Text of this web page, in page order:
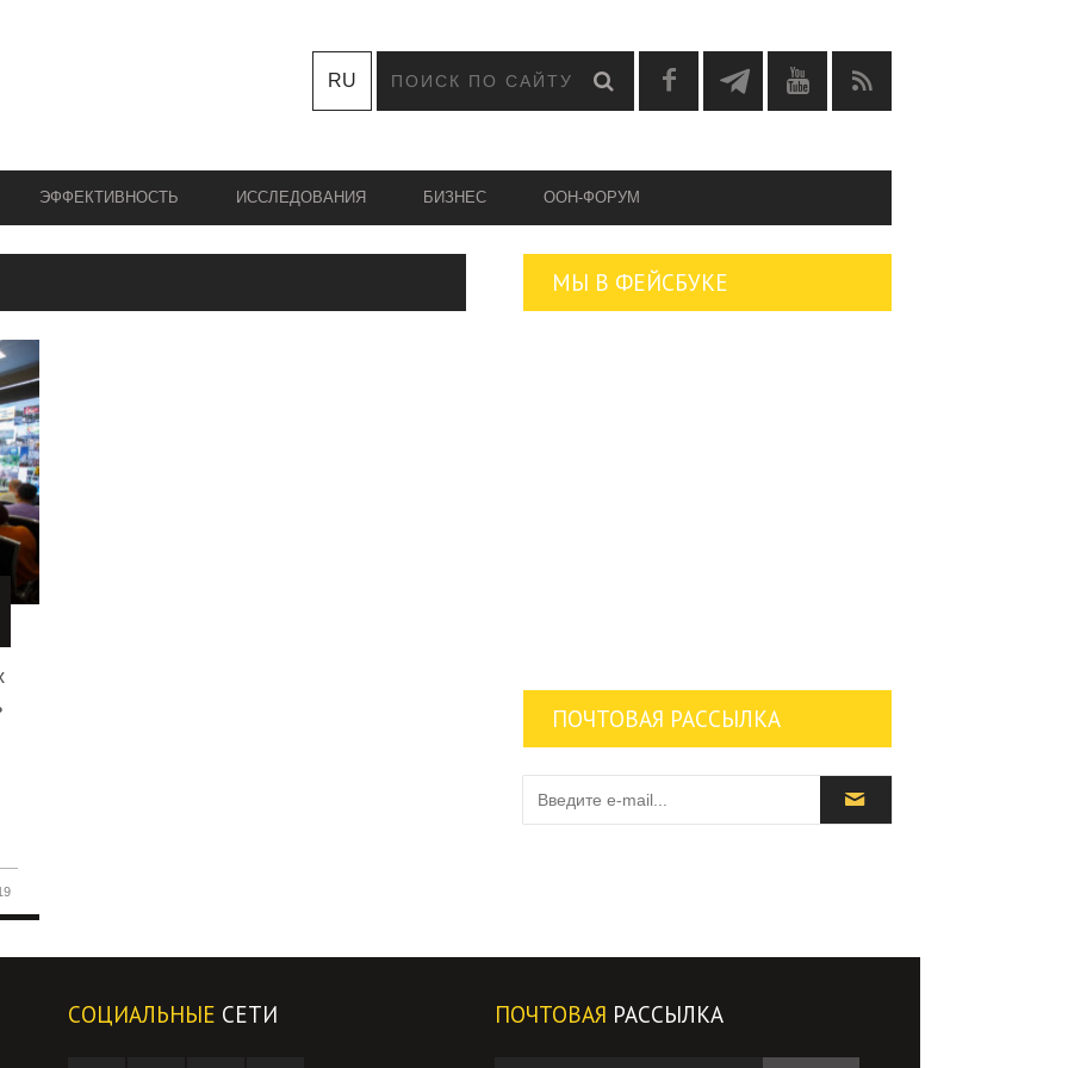
RU
ЭФФЕКТИВНОСТЬ ИССЛЕДОВАНИЯ БИЗНЕС OOH-ФОРУМ
МЫ В ФЕЙСБУКЕ
ПОЧТОВАЯ РАССЫЛКА
СОЦИАЛЬНЫЕ СЕТИ ПОЧТОВАЯ РАССЫЛКА